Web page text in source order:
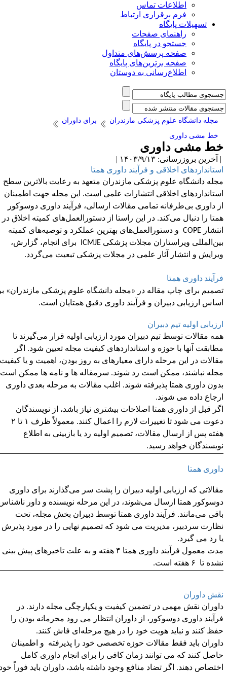
اطلاعات تماس
فرم برقراری ارتباط
تسهیلات پایگاه
راهنمای صفحات
جستجو در پایگاه
صفحه پرسش‌های متداول
صفحه برترین‌های پایگاه
اطلاع‌رسانی به دوستان
مجله دانشگاه علوم پزشکی مازندران
برای داوران
خط مشی داوری
مشی داوری
بروزرسانی: ۱۴۰۳/۹/۱۳ |
اخلاقی و فرآیند داوری همتا
دانشگاه علوم پزشکی مازندران متعهد به رعایت بالاترین سطح
اخلاقی انتشارات علمی است. این مجله جهت اطمینان
داوری بیطرفانه تمامی مقالات ارسالی، فرآیند داوری دوسوکور
را دنبال میکند. در این راستا از دستورالعمل‌های کمیته اخلاق در
COPEو دستورالعمل‌های بهترین عملکرد و توصیه‌های کمیته
ویراستاران مجلات پزشکیICMJEبرای انجام، گزارش،
و انتشار آثار علمی در مجلات پزشکی تبعیت میگردد.
داوری همتا
برای چاپ مقاله در «مجله دانشگاه علوم پزشکی مازندران» بر
ارزیابی دبیران و فرآیند داوری دقیق همتایان است.
اولیه تیم دبیران
مقالات توسط تیم دبیران مورد ارزیابی اولیه قرار می‌گیرند تا
آنها با حوزه و استانداردهای کیفیت مجله تعیین شود. اگر
در این مرحله دارای معیارهای به روز بودن، اهمیت و یا کیفیت
نباشند، ممکن است رد شوند. سرمقاله ها و نامه ها ممکن است
داوری همتا پذیرفته شوند. اغلب مقالات به مرحله بعدی داوری
داده می شوند.
قبل از داوری همتا اصلاحات بیشتری نیاز باشد، از نویسندگان
دعوت می شود تا تغییرات لازم را اعمال کنند. معمولاً ظرف ۱ تا ۲
پس از ارسال مقالات، تصمیم اولیه رد یا بازبینی به اطلاع
خواهد رسید.
همتا
که ارزیابی اولیه دبیران را پشت سر می‌گذارند برای داوری
همتا ارسال می‌شوند، در این مرحله نویسنده و داور ناشناس
می‌مانند. فرآیند داوری همتا توسط دبیران بخش مجله، تحت
سردبیر، مدیریت می شود که تصمیم نهایی را در مورد پذیرش
رد می گیرد.
مدت معمول فرآیند داوری همتا ۴ هفته و به علت تاخیرهای پیش بینی
تا ۶ هفته است.
داوران
نقش مهمی در تضمین کیفیت و یکپارچگی مجله دارند. در
داوری دوسوکور، از داوران انتظار می رود محرمانه بودن را
کنند و نباید هویت خود را در هیچ مرحلهای فاش کنند.
باید فقط مقالات حوزه تخصصی خود را پذیرفته و اطمینان
کنند که می توانند زمان کافی را برای انجام داوری کامل
دهند. اگر تضاد منافع وجود داشته باشد، داوران باید فوراً خود